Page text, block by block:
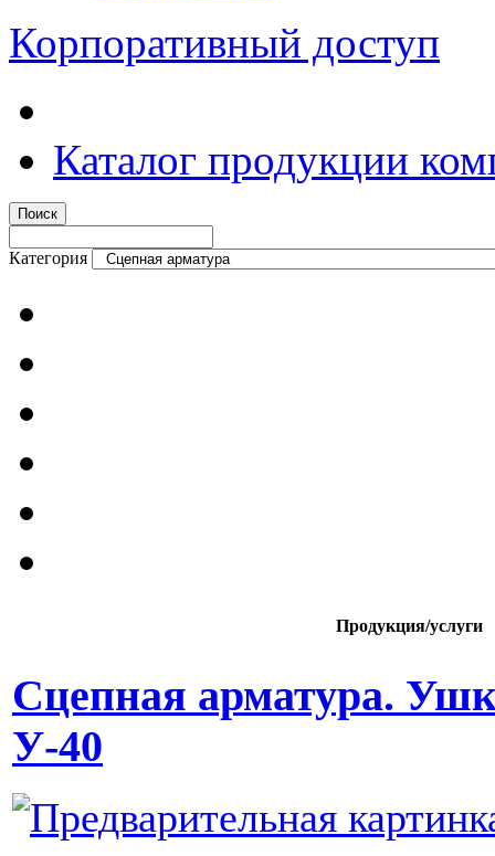
Корпоративный доступ
Каталог продукции
Категория
Продукция/услуги
Сцепная арматура.
У-40